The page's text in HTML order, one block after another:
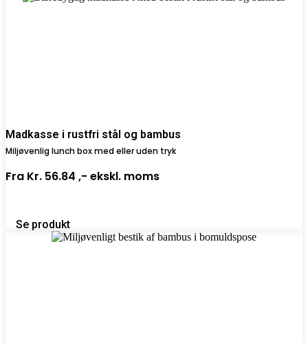
Madkasse i rustfri stål og bambus
Miljøvenlig lunch box med eller uden tryk
Fra Kr. 56.84 ,- ekskl. moms
Se produkt